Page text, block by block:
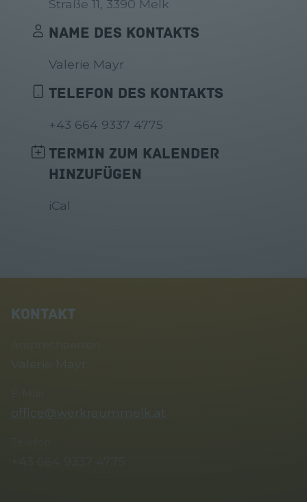
Straße 11, 3390 Melk
NAME DES KONTAKTS
Valerie Mayr
TELEFON DES KONTAKTS
+43 664 9337 4775
TERMIN ZUM KALENDER
HINZUFÜGEN
iCal
KONTAKT
Valerie Mayr
office@werkraummelk.at